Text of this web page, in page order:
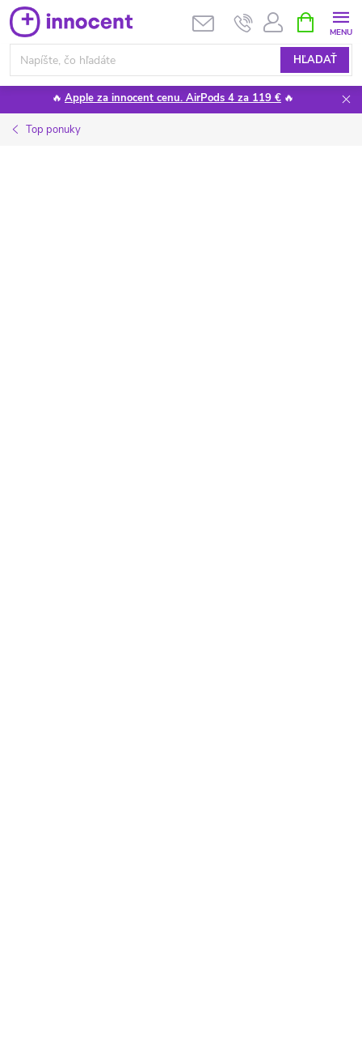
Prejsť
na
obsah
HĽADAŤ
KOŠÍK
🔥 Apple za innocent cenu. AirPods 4 za 119 € 🔥
Top ponuky